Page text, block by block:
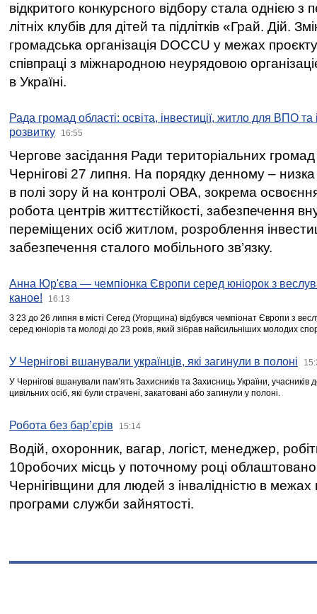
відкритого конкурсного відбору стала однією
літніх клубів для дітей та підлітків «Грай. Дій.
громадська організація DOCCU у межах
співпраці з міжнародною неурядовою
в Україні.
Рада громад області: освіта, інвестиції, житло для ВПО
розвитку
16:55
Чергове засідання Ради територіальних громад
Чернігові 27 липня. На порядку денному –
в полі зору й на контролі ОВА, зокрема освоєння
робота центрів життєстійкості, забезпечення
переміщених осіб житлом, розроблення
забезпечення сталого мобільного зв’язку.
Анна Юр'єва — чемпіонка Європи серед юніорок з
каное!
16:13
З 23 до 26 липня в місті Сегед (Угорщина) відбувся чемпіонат Європи з
серед юніорів та молоді до 23 років, який зібрав найсильніших молодих
У Чернігові вшанували українців, які загинули в полоні
У Чернігові вшанували пам’ять Захисників та Захисниць України,
цивільних осіб, які були страчені, закатовані або загинули у полоні.
Робота без бар’єрів 15:14
Водій, охоронник, вагар, логіст, менеджер,
10робочих місць у поточному році
Чернігівщини для людей з інвалідністю в межах
програми служби зайнятості.